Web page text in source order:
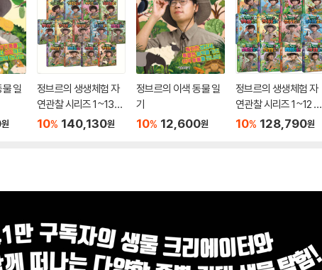
일
원
정브르의 생생체험 자
연관찰 시리즈 1~13권
세트
10% 140,130원
정브르의 이색 동물 일
기
10% 12,600원
정브르의 생생체험 자
연관찰 시리즈 1~12 세
트
10% 128,790원